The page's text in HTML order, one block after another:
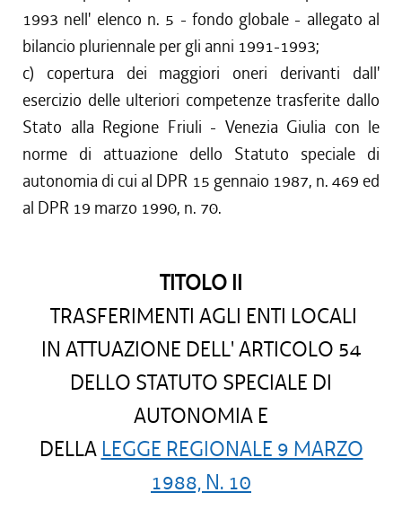
1993 nell' elenco n. 5 - fondo globale - allegato al
bilancio pluriennale per gli anni 1991-1993;
c) copertura dei maggiori oneri derivanti dall'
esercizio delle ulteriori competenze trasferite dallo
Stato alla Regione Friuli - Venezia Giulia con le
norme di attuazione dello Statuto speciale di
autonomia di cui al DPR 15 gennaio 1987, n. 469 ed
al DPR 19 marzo 1990, n. 70.
TITOLO II
TRASFERIMENTI AGLI ENTI LOCALI
IN ATTUAZIONE DELL' ARTICOLO 54
DELLO STATUTO SPECIALE DI
AUTONOMIA E
DELLA LEGGE REGIONALE 9 MARZO
1988, N. 10